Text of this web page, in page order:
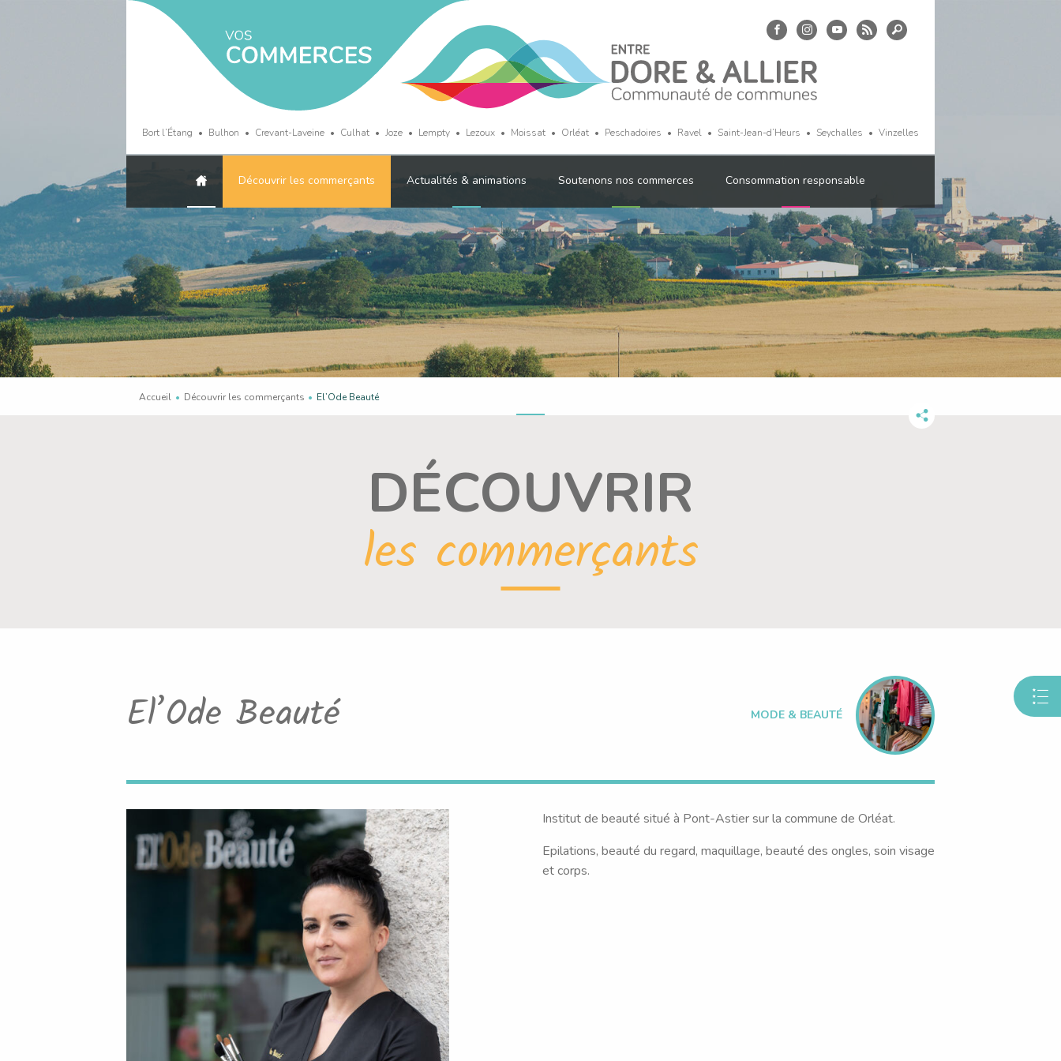
Bort l’Étang Bulhon Crevant-Laveine Culhat Joze Lempty Lezoux Moissat Orléat Peschadoires Ravel Saint-Jean-d’Heurs Seychalles Vinzelles
Découvrir les commerçants Actualités & animations Soutenons nos commerces Consommation responsable
Accueil Découvrir les commerçants En cours :
El’Ode Beauté
Partager
DÉCOUVRIR
les commerçants
El’Ode Beauté MODE & BEAUTÉ
Institut de beauté situé à Pont-Astier sur la commune de Orléat.
Epilations, beauté du regard, maquillage, beauté des ongles, soin visage
et corps.